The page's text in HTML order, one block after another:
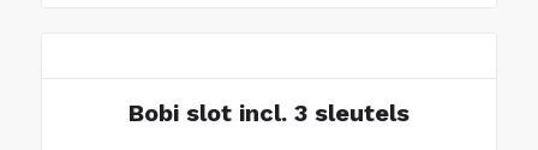
Bobi slot incl. 3 sleutels